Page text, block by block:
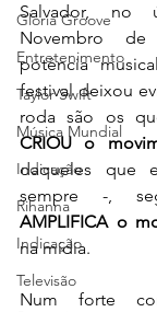
Gloria Groove
Entretenimento
Taylor Swift
Música Mundial
Indicação
Rihanna
Indicação
Televisão
Salvador,
Novembro
potência
festival deixou
CRIOU o
daqueles que
AMPLIFICA o
na mídia.
Num forte